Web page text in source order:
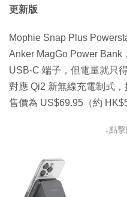
更新版
Mophie Snap Plus
Anker MagGo Power Bank
USB-C 端子，但電量就只
對應 Qi2 新無線充電制式
售價為 US$69.95（約
↓點